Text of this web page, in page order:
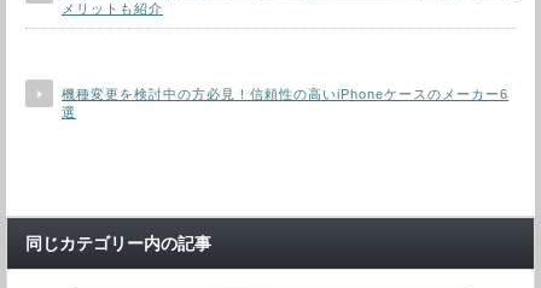
メリットも紹介
機種変更を検討中の方必見！信頼性の高いiPhoneケースのメーカー6
選
同じカテゴリー内の記事